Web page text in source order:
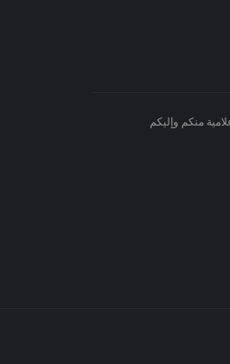
منكم وإليكم